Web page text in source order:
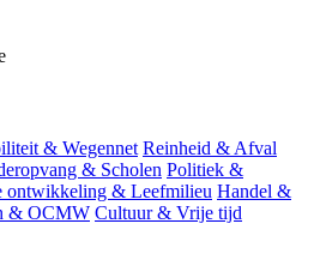
& Wegennet Reinheid & Afval
& Scholen Politiek &
ontwikkeling & Leefmilieu Handel &
& OCMW Cultuur & Vrije tijd